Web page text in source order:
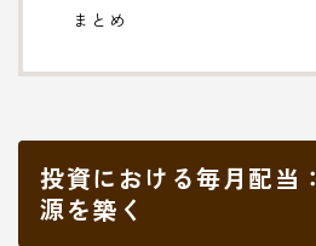
まとめ
投資における毎月配当
源を築く